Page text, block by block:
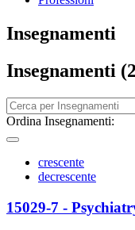
Insegnamenti
Insegnamenti
Ordina Insegnamenti:
crescente
decrescente
15029-7 -